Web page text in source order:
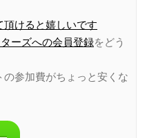
けると嬉しいです
ーズへの会員登録をどう
参加費がちょっと安くな